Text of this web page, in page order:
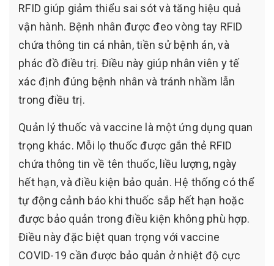
RFID giúp giảm thiểu sai sót và tăng hiệu quả
vận hành. Bệnh nhân được đeo vòng tay RFID
chứa thông tin cá nhân, tiền sử bệnh án, và
phác đồ điều trị. Điều này giúp nhân viên y tế
xác định đúng bệnh nhân và tránh nhầm lẫn
trong điều trị.
Quản lý thuốc và vaccine là một ứng dụng quan
trọng khác. Mỗi lọ thuốc được gắn thẻ RFID
chứa thông tin về tên thuốc, liều lượng, ngày
hết hạn, và điều kiện bảo quản. Hệ thống có thể
tự động cảnh báo khi thuốc sắp hết hạn hoặc
được bảo quản trong điều kiện không phù hợp.
Điều này đặc biệt quan trọng với vaccine
COVID-19 cần được bảo quản ở nhiệt độ cực